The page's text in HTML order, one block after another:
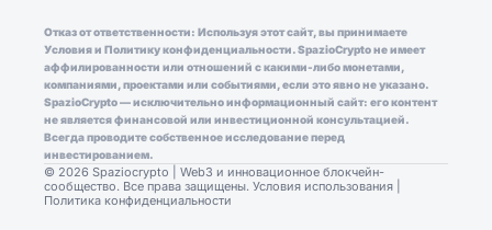
Отказ от ответственности: Используя этот сайт, вы принимаете
Условия и Политику конфиденциальности. SpazioCrypto не имеет
аффилированности или отношений с какими-либо монетами,
компаниями, проектами или событиями, если это явно не указано.
SpazioCrypto — исключительно информационный сайт: его контент
не является финансовой или инвестиционной консультацией.
Всегда проводите собственное исследование перед
инвестированием.
© 2026 Spaziocrypto | Web3 и инновационное блокчейн-
сообщество. Все права защищены. Условия использования
Политика конфиденциальности